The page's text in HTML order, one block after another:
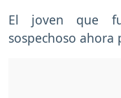
El joven que
sospechoso ahora